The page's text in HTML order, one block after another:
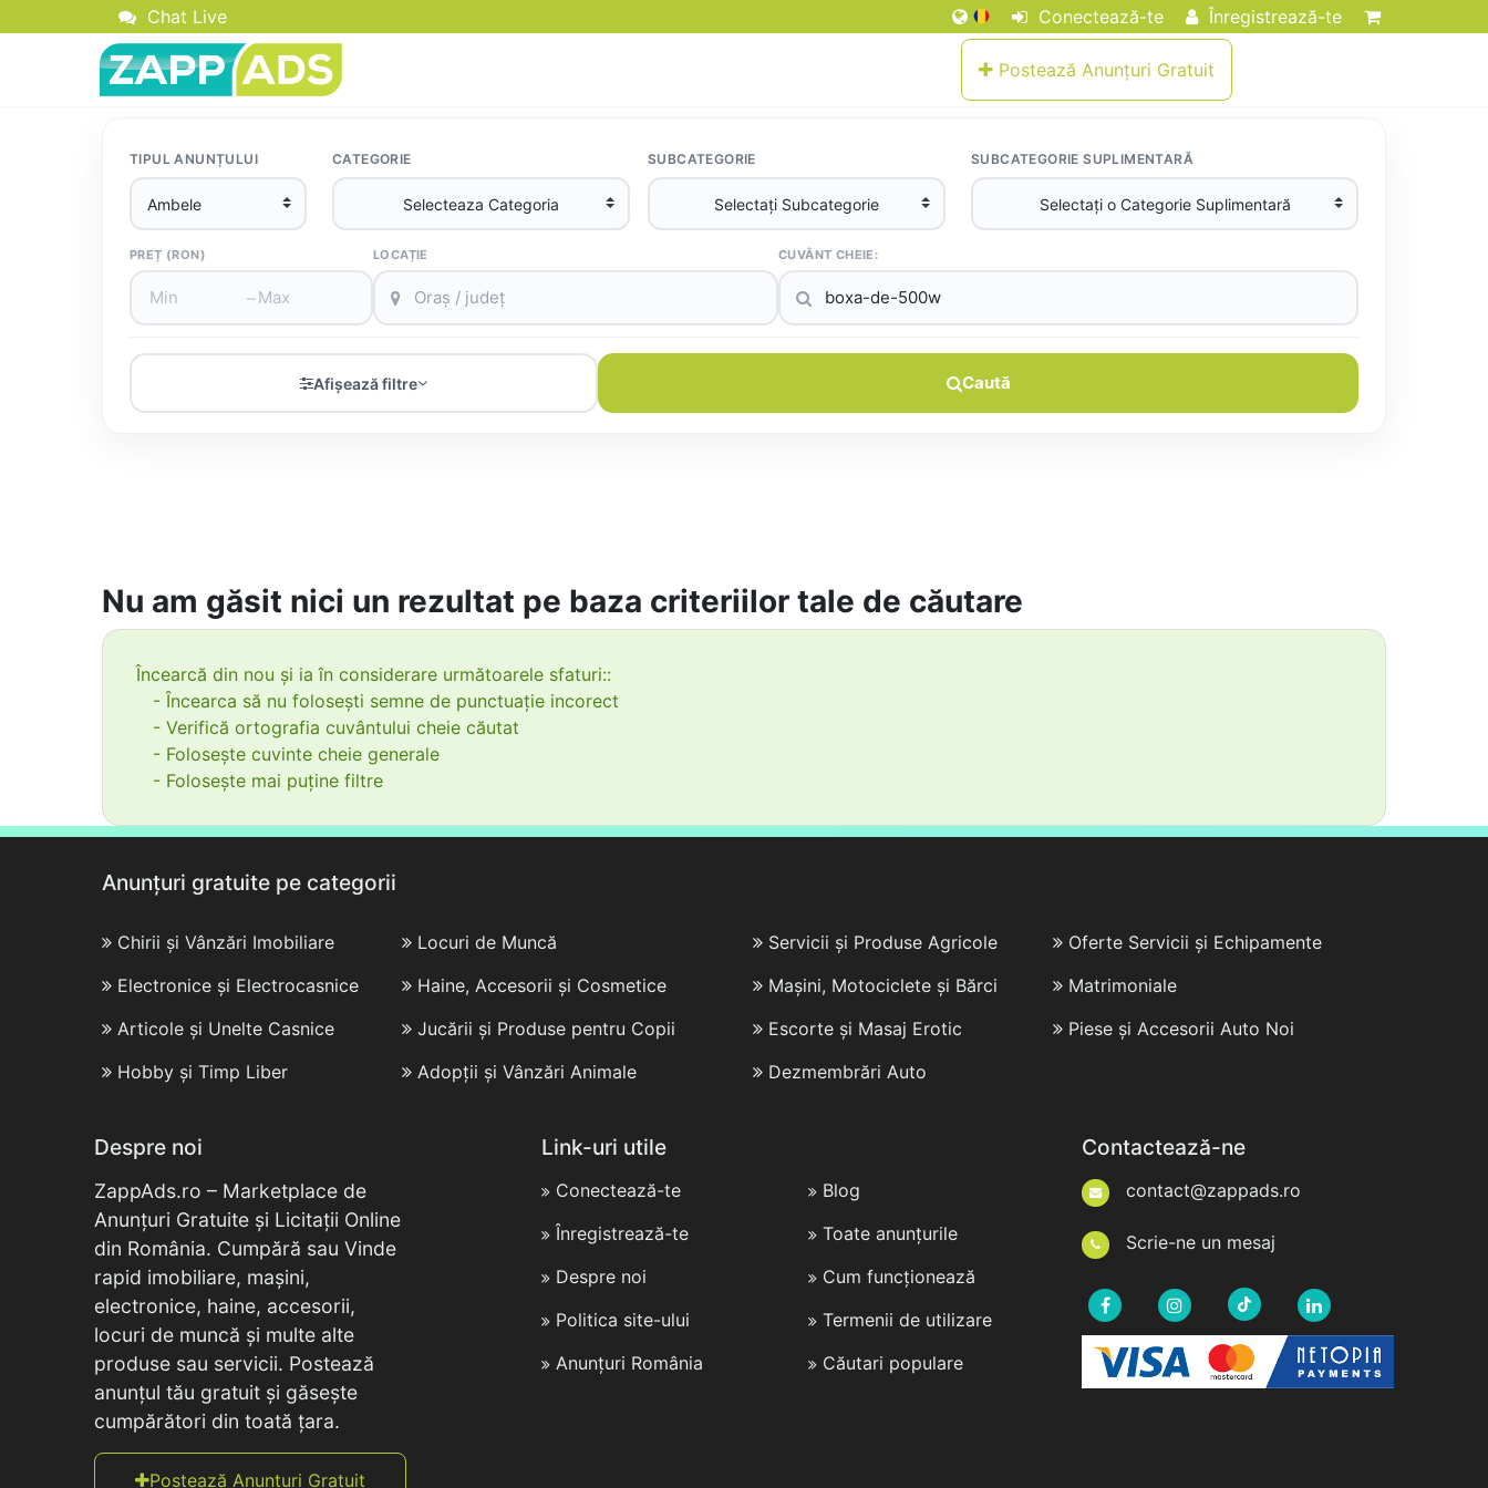
Chat Live Conectează-te Înregistrează-te
Postează Anunțuri Gratuit
TIPUL ANUNȚULUI CATEGORIE SUBCATEGORIE SUBCATEGORIE SUPLIMENTARĂ
PREȚ (RON)
–
LOCAȚIE CUVÂNT CHEIE:
Afișează filtre Caută
Nu am găsit nici un rezultat pe baza criteriilor tale de căutare
Încearcă din nou și ia în considerare următoarele sfaturi::
- Încearca să nu folosești semne de punctuație incorect
- Verifică ortografia cuvântului cheie căutat
- Folosește cuvinte cheie generale
- Folosește mai puține filtre
Anunțuri gratuite pe categorii
Chirii și Vânzări Imobiliare
Locuri de Muncă
Electronice și Electrocasnice
Haine, Accesorii și Cosmetice
Articole și Unelte Casnice
Jucării și Produse pentru Copii
Hobby și Timp Liber
Adopții și Vânzări Animale
Servicii și Produse Agricole
Oferte Servicii și Echipamente
Mașini, Motociclete și Bărci
Matrimoniale
Escorte și Masaj Erotic
Piese și Accesorii Auto Noi
Dezmembrări Auto
Despre noi
ZappAds.ro – Marketplace de
Anunțuri Gratuite și Licitații Online
din România. Cumpără sau Vinde
rapid imobiliare, mașini,
electronice, haine, accesorii,
locuri de muncă și multe alte
produse sau servicii. Postează
anunțul tău gratuit și găsește
cumpărători din toată țara.
Postează Anunțuri Gratuit
Link-uri utile
Conectează-te
Înregistrează-te
Despre noi
Politica site-ului
Anunțuri România
Blog
Toate anunțurile
Cum funcționează
Termenii de utilizare
Căutari populare
Contactează-ne
contact@zappads.ro
Scrie-ne un mesaj